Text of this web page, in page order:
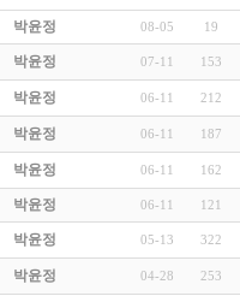
박윤정 08-05 19
박윤정 07-11 153
박윤정 06-11 212
박윤정 06-11 187
박윤정 06-11 162
박윤정 06-11 121
박윤정 05-13 322
박윤정 04-28 253